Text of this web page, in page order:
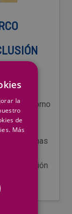
Trastorno
hay
en
personas
Herco
la
de
Más